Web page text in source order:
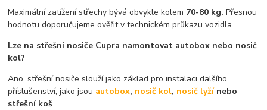
Maximální zatížení střechy bývá obvykle kolem 70-80 kg. Přesnou
hodnotu doporučujeme ověřit v technickém průkazu vozidla.
Lze na střešní nosiče Cupra namontovat autobox nebo nosič
kol?
Ano, střešní nosiče slouží jako základ pro instalaci dalšího
příslušenství, jako jsou autobox, nosič kol, nosič lyžínebo
střešní koš.